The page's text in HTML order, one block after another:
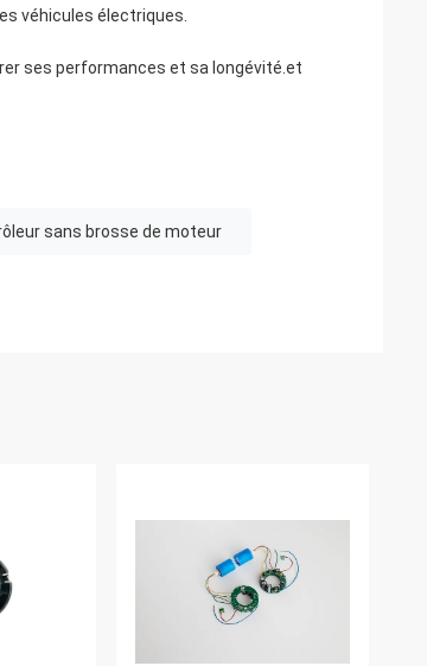
véhicules électriques.
ses performances et sa longévité.et
sans brosse de moteur